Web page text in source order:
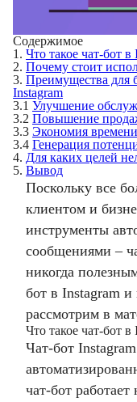
Содержимое
1. Что такое чат-бот в
2. Почему стоит
3. Преимущества для
Instagram
3.1 Улучшение
3.2 Повышение
3.3 Экономия времени
3.4 Генерация
4. Для каких целей
5. Вывод
Поскольку все
клиентом и
инструменты
сообщениями –
никогда
бот в Instagram
рассмотрим в
Что такое чат-бот в
Чат-бот
чат-бот